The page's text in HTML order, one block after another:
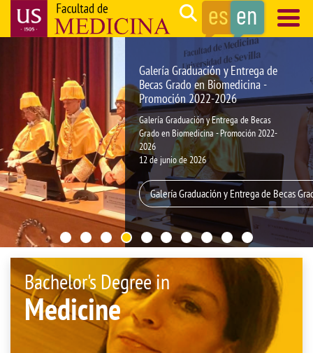
Search
principal
Galería Graduación y Entrega de
Becas Grado en Biomedicina -
Promoción 2022-2026
Galería Graduación y Entrega de Becas
Grado en Biomedicina - Promoción 2022-
2026
12 de junio de 2026
Galería Graduación y Entrega de Becas
Bachelor's Degree in
Medicine